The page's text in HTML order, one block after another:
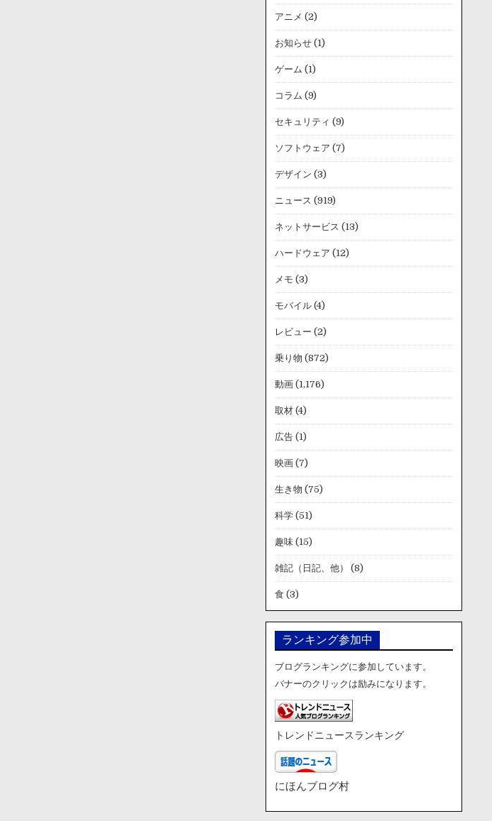
アニメ (2)
お知らせ(1)
ゲーム (1)
コラム (9)
セキュリティ (9)
ソフトウェア (7)
デザイン (3)
ニュース (919)
ネットサービス (13)
ハードウェア (12)
メモ (3)
モバイル(4)
レビュー (2)
乗り物 (872)
動画(1,176)
取材(4)
広告(1)
映画(7)
生き物 (75)
科学(51)
趣味(15)
雑記（日記、他） (8)
食 (3)
ランキング参加中
ブログランキングに参加しています。
バナーのクリックは励みになります。
トレンドニュースランキング
にほんブログ村